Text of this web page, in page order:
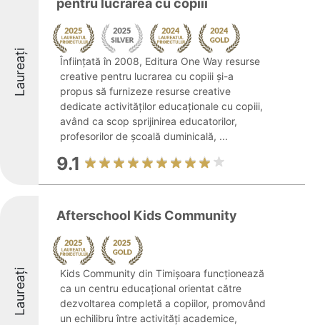
Laureați
pentru lucrarea cu copiii
Înființată în 2008, Editura One Way resurse
creative pentru lucrarea cu copiii și-a
propus să furnizeze resurse creative
dedicate activităților educaționale cu copiii,
având ca scop sprijinirea educatorilor,
profesorilor de școală duminicală, ...
9.1
Laureați
Afterschool Kids Community
Kids Community din Timișoara funcționează
ca un centru educațional orientat către
dezvoltarea completă a copiilor, promovând
un echilibru între activități academice,